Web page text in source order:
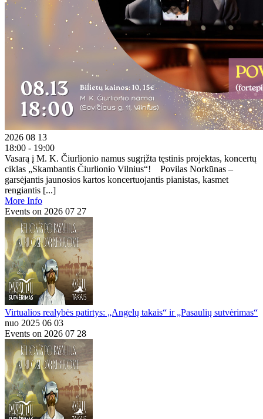
2026 08 13
18:00 - 19:00
Vasarą į M. K. Čiurlionio namus sugrįžta tęstinis projektas, koncertų
ciklas „Skambantis Čiurlionio Vilnius“! Povilas Norkūnas –
garsėjantis jaunosios kartos koncertuojantis pianistas, kasmet
rengiantis [...]
More Info
Events on 2026 07 27
Virtualios realybės patirtys: „Angelų takais“ ir „Pasaulių sutvėrimas“
nuo 2025 06 03
Events on 2026 07 28